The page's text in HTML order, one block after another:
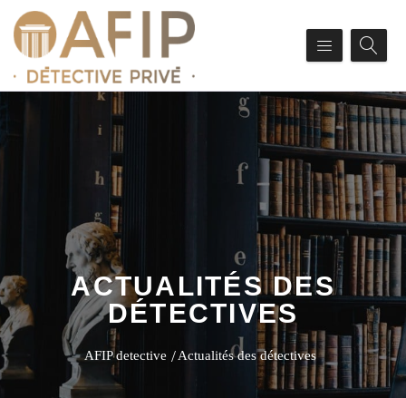
ACTUALITÉS DES
DÉTECTIVES
AFIP detective Actualités des détectives